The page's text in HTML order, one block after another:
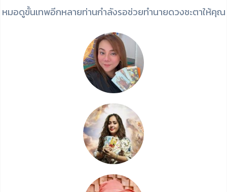
หมอดูขั้นเทพอีกหลายท่านกำลังรอช่วยทำนายดวงชะตาให้คุณ